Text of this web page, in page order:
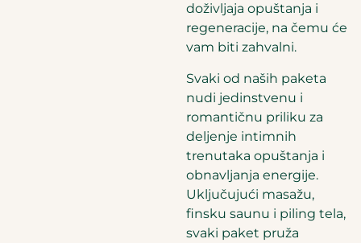
doživljaja opuštanja i
regeneracije, na čemu će
vam biti zahvalni.
Svaki od naših paketa
nudi jedinstvenu i
romantičnu priliku za
deljenje intimnih
trenutaka opuštanja i
obnavljanja energije.
Uključujući masažu,
finsku saunu i piling tela,
svaki paket pruža